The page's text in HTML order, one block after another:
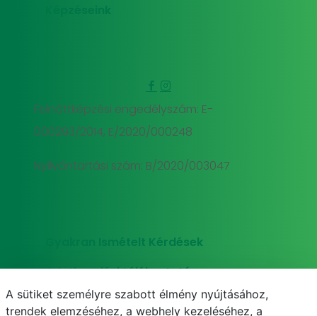
Felnőttképzési engedélyszám: E-
000293/2014, E/2020/000248
Nyilvántartási szám: B/2020/003047
Gyakran Ismételt Kérdések
Adatkezelési tájékoztató
Süti (cookie) tájékoztató
A sütiket személyre szabott élmény nyújtásához,
trendek elemzéséhez, a webhely kezeléséhez, a